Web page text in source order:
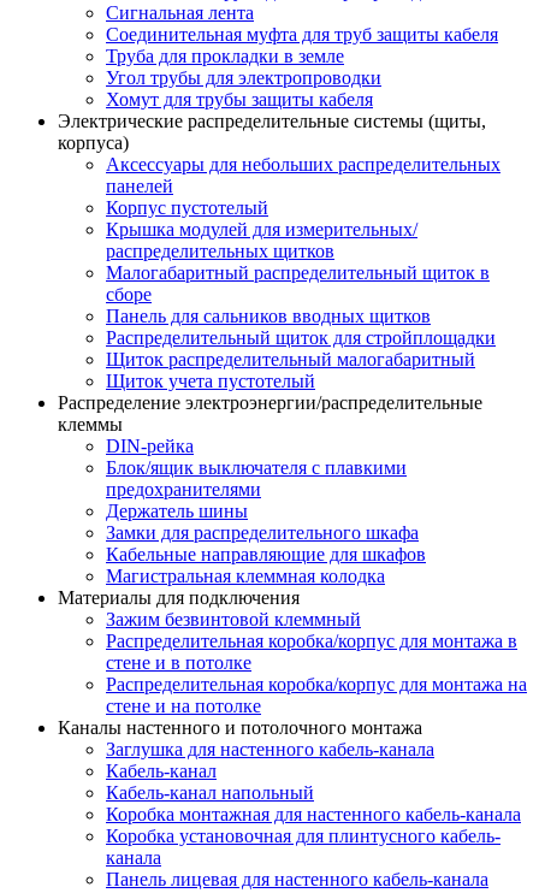
Сигнальная лента
Соединительная муфта для труб защиты кабеля
Труба для прокладки в земле
Угол трубы для электропроводки
Хомут для трубы защиты кабеля
Электрические распределительные системы (щиты,
корпуса)
Аксессуары для небольших распределительных
панелей
Корпус пустотелый
Крышка модулей для измерительных/
распределительных щитков
Малогабаритный распределительный щиток в
сборе
Панель для сальников вводных щитков
Распределительный щиток для стройплощадки
Щиток распределительный малогабаритный
Щиток учета пустотелый
Распределение электроэнергии/распределительные
клеммы
DIN-рейка
Блок/ящик выключателя с плавкими
предохранителями
Держатель шины
Замки для распределительного шкафа
Кабельные направляющие для шкафов
Магистральная клеммная колодка
Материалы для подключения
Зажим безвинтовой клеммный
Распределительная коробка/корпус для монтажа в
стене и в потолке
Распределительная коробка/корпус для монтажа на
стене и на потолке
Каналы настенного и потолочного монтажа
Заглушка для настенного кабель-канала
Кабель-канал
Кабель-канал напольный
Коробка монтажная для настенного кабель-канала
Коробка установочная для плинтусного кабель-
канала
Панель лицевая для настенного кабель-канала